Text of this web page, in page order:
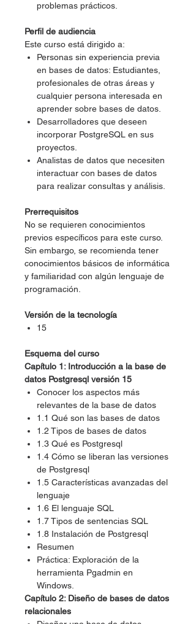
problemas prácticos.
Perfil de audiencia
Este curso está dirigido a:
Personas sin experiencia previa
en bases de datos: Estudiantes,
profesionales de otras áreas y
cualquier persona interesada en
aprender sobre bases de datos.
Desarrolladores que deseen
incorporar PostgreSQL en sus
proyectos.
Analistas de datos que necesiten
interactuar con bases de datos
para realizar consultas y análisis.
Prerrequisitos
No se requieren conocimientos
previos específicos para este curso.
Sin embargo, se recomienda tener
conocimientos básicos de informática
y familiaridad con algún lenguaje de
programación.
Versión de la tecnología
15
Esquema del curso
Capítulo 1: Introducción a la base de
datos Postgresql versión 15
Conocer los aspectos más
relevantes de la base de datos
1.1 Qué son las bases de datos
1.2 Tipos de bases de datos
1.3 Qué es Postgresql
1.4 Cómo se liberan las versiones
de Postgresql
1.5 Características avanzadas del
lenguaje
1.6 El lenguaje SQL
1.7 Tipos de sentencias SQL
1.8 Instalación de Postgresql
Resumen
Práctica: Exploración de la
herramienta Pgadmin en
Windows.
Capítulo 2: Diseño de bases de datos
relacionales